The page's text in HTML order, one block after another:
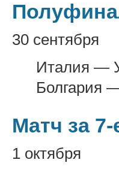
30 сентября
Италия —
Болгария
Матч за
1 октября